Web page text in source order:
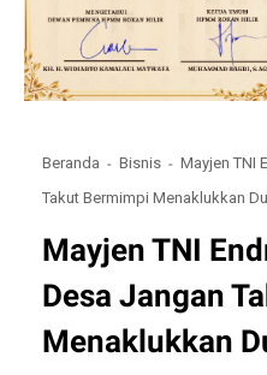
Beranda Bisnis
Mayjen TNI
Takut Bermimpi Menaklukkan
Mayjen TNI
Desa Jangan
Menaklukkan